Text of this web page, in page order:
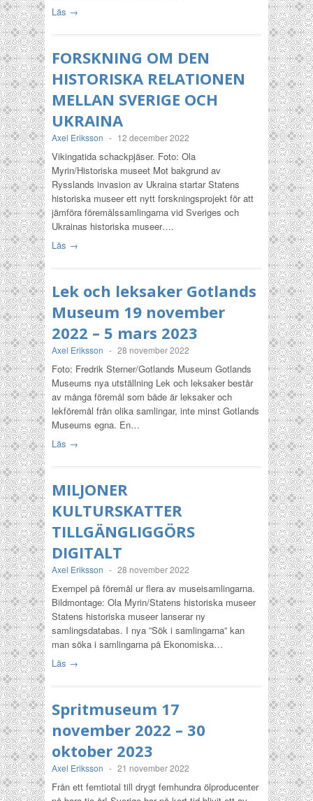
Läs →
FORSKNING OM DEN
HISTORISKA RELATIONEN
MELLAN SVERIGE OCH
UKRAINA
Axel Eriksson - 12 december 2022
Vikingatida schackpjäser. Foto: Ola
Myrin/Historiska museet Mot bakgrund av
Rysslands invasion av Ukraina startar Statens
historiska museer ett nytt forskningsprojekt för att
jämföra föremålssamlingarna vid Sveriges och
Ukrainas historiska museer….
Läs →
Lek och leksaker Gotlands
Museum 19 november
2022 – 5 mars 2023
Axel Eriksson - 28 november 2022
Foto: Fredrik Sterner/Gotlands Museum Gotlands
Museums nya utställning Lek och leksaker består
av många föremål som både är leksaker och
lekföremål från olika samlingar, inte minst Gotlands
Museums egna. En…
Läs →
MILJONER
KULTURSKATTER
TILLGÄNGLIGGÖRS
DIGITALT
Axel Eriksson - 28 november 2022
Exempel på föremål ur flera av museisamlingarna.
Bildmontage: Ola Myrin/Statens historiska museer
Statens historiska museer lanserar ny
samlingsdatabas. I nya ”Sök i samlingarna” kan
man söka i samlingarna på Ekonomiska…
Läs →
Spritmuseum 17
november 2022 – 30
oktober 2023
Axel Eriksson - 21 november 2022
Från ett femtiotal till drygt femhundra ölproducenter